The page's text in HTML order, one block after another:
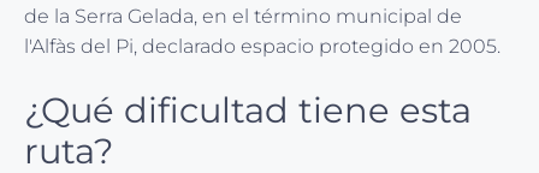
de la Serra Gelada, en el término municipal de
l'Alfàs del Pi, declarado espacio protegido en 2005.
¿Qué dificultad tiene esta
ruta?